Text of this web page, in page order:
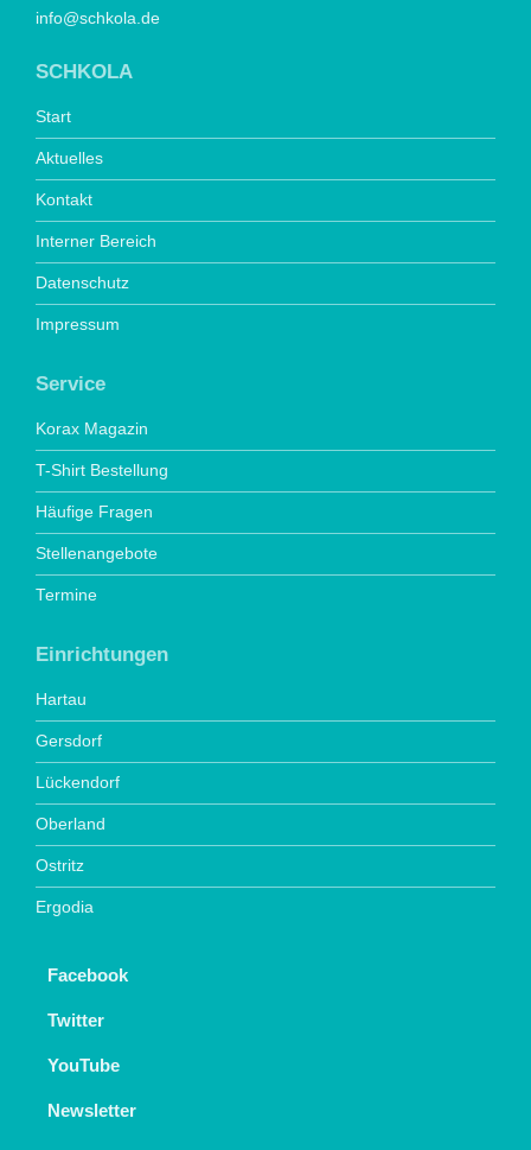
info@schkola.de
SCHKOLA
Start
Aktuelles
Kontakt
Interner Bereich
Datenschutz
Impressum
Service
Korax Magazin
T-Shirt Bestellung
Häufige Fragen
Stellenangebote
Termine
Einrichtungen
Hartau
Gersdorf
Lückendorf
Oberland
Ostritz
Ergodia
Facebook
Twitter
YouTube
Newsletter